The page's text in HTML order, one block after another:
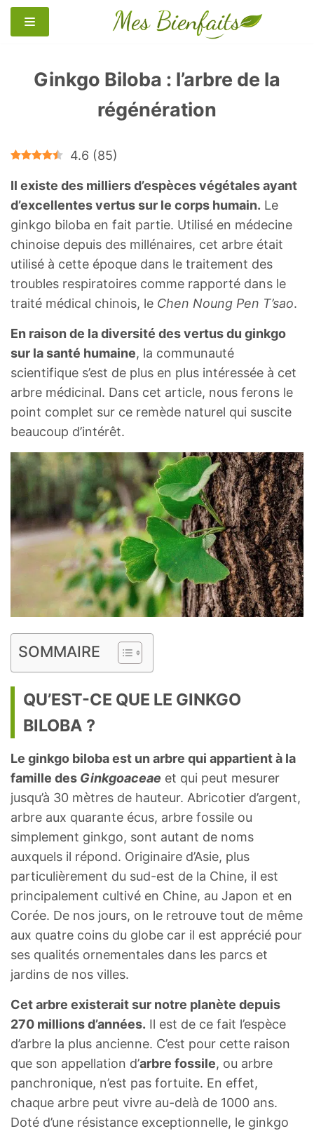
Aller
au
Ginkgo Biloba : l’arbre de la
régénération
4.6 (85)
Il existe des milliers d’espèces végétales ayant
d’excellentes vertus sur le corps humain. Le
ginkgo biloba en fait partie. Utilisé en médecine
chinoise depuis des millénaires, cet arbre était
utilisé à cette époque dans le traitement des
troubles respiratoires comme rapporté dans le
traité médical chinois, le Chen Noung Pen T’sao.
En raison de la diversité des vertus du ginkgo
sur la santé humaine, la communauté
scientifique s’est de plus en plus intéressée à cet
arbre médicinal. Dans cet article, nous ferons le
point complet sur ce remède naturel qui suscite
beaucoup d’intérêt.
SOMMAIRE
QU’EST-CE QUE LE GINKGO
BILOBA ?
Le ginkgo biloba est un arbre qui appartient à la
famille des Ginkgoaceae et qui peut mesurer
jusqu’à 30 mètres de hauteur. Abricotier d’argent,
arbre aux quarante écus, arbre fossile ou
simplement ginkgo, sont autant de noms
auxquels il répond. Originaire d’Asie, plus
particulièrement du sud-est de la Chine, il est
principalement cultivé en Chine, au Japon et en
Corée. De nos jours, on le retrouve tout de même
aux quatre coins du globe car il est apprécié pour
ses qualités ornementales dans les parcs et
jardins de nos villes.
Cet arbre existerait sur notre planète depuis
270 millions d’années. Il est de ce fait l’espèce
d’arbre la plus ancienne. C’est pour cette raison
que son appellation d’arbre fossile, ou arbre
panchronique, n’est pas fortuite. En effet,
chaque arbre peut vivre au-delà de 1000 ans.
Doté d’une résistance exceptionnelle, le ginkgo